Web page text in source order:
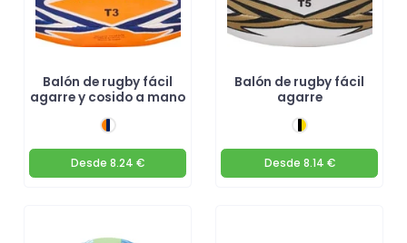
Balón de rugby fácil
agarre y cosido a mano
Desde 8.24 €
Balón de rugby fácil
agarre
Desde 8.14 €